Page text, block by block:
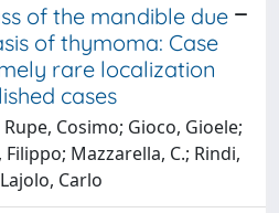
of the mandible due
of thymoma: Case
rare localization
cases
Cosimo; Gioco, Gioele;
Mazzarella, C.; Rindi,
Carlo